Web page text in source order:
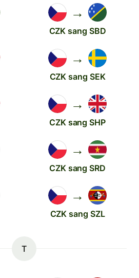
→
CZK sang SBD
→
CZK sang SEK
→
CZK sang SHP
→
CZK sang SRD
→
CZK sang SZL
T